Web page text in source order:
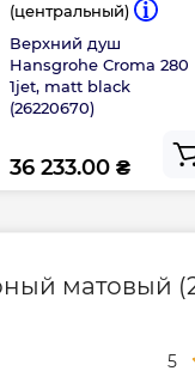
(центральный)
Верхний душ
Hansgrohe Croma 280
1jet, matt black
(26220670)
36 233.00 ₴
матовый
5